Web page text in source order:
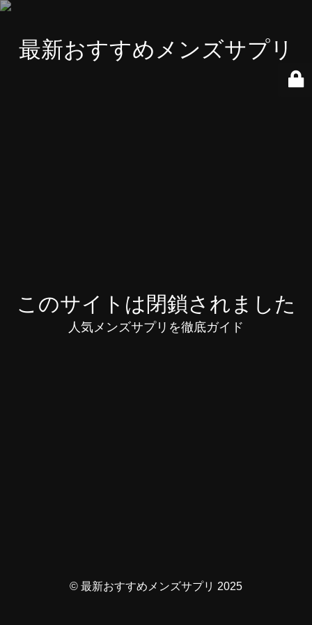
最新おすすめメンズサプリ
このサイトは閉鎖されました
人気メンズサプリを徹底ガイド
© 最新おすすめメンズサプリ 2025